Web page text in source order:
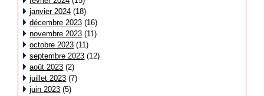
janvier 2024 (18)
décembre 2023 (16)
novembre 2023 (11)
octobre 2023 (11)
septembre 2023 (12)
août 2023 (2)
juillet 2023 (7)
juin 2023 (5)